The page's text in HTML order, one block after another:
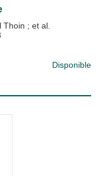
Thoin ; et al.
Disponible